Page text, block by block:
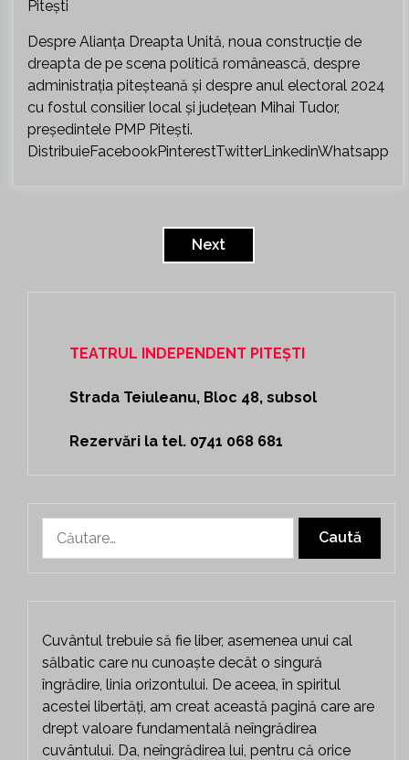
Despre Alianța Dreapta Unită, noua construcție de
dreapta de pe scena politică românească, despre
administrația piteșteană și despre anul electoral 2024
cu fostul consilier local și județean Mihai Tudor,
președintele PMP Pitești.
DistribuieFacebookPinterestTwitterLinkedinWhatsapp
Next
TEATRUL INDEPENDENT PITEȘTI
Strada Teiuleanu, Bloc 48, subsol
Rezervări la tel. 0741 068 681
după:
Cuvântul trebuie să fie liber, asemenea unui cal
sălbatic care nu cunoaște decât o singură
îngrădire, linia orizontului. De aceea, în spiritul
acestei libertăți, am creat această pagină care are
drept valoare fundamentală neîngrădirea
cuvântului. Da, neîngrădirea lui, pentru că orice